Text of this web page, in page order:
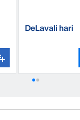
DeLavali hari